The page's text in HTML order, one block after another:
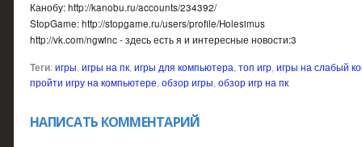
Канобу: http://kanobu.ru/accounts/234392/
StopGame: http://stopgame.ru/users/profile/Holesimus
http://vk.com/ngwinc - здесь есть я и интересные новости:3
Теги:игры, игры на пк, игры для компьютера, топ игр, игры на слабый
пройти игру на компьютере, обзор игры, обзор игр на пк
НАПИСАТЬ КОММЕНТАРИЙ